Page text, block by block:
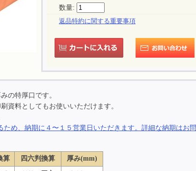
数量:
返品特約に関する重要事項
の特厚口です。
資料としてもお使いいただけます。
め、納期に４〜１５営業日いただきます。詳細な納期はお問
算 四六判換算 厚み(mm)